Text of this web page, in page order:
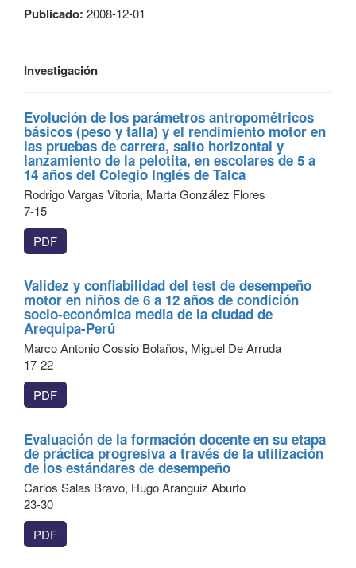
Publicado: 2008-12-01
Investigación
Evolución de los parámetros antropométricos
básicos (peso y talla) y el rendimiento motor en
las pruebas de carrera, salto horizontal y
lanzamiento de la pelotita, en escolares de 5 a
14 años del Colegio Inglés de Talca
Rodrigo Vargas Vitoria, Marta González Flores
7-15
PDF
Validez y confiabilidad del test de desempeño
motor en niños de 6 a 12 años de condición
socio-económica media de la ciudad de
Arequipa-Perú
Marco Antonio Cossio Bolaños, Miguel De Arruda
17-22
PDF
Evaluación de la formación docente en su etapa
de práctica progresiva a través de la utilización
de los estándares de desempeño
Carlos Salas Bravo, Hugo Aranguiz Aburto
23-30
PDF